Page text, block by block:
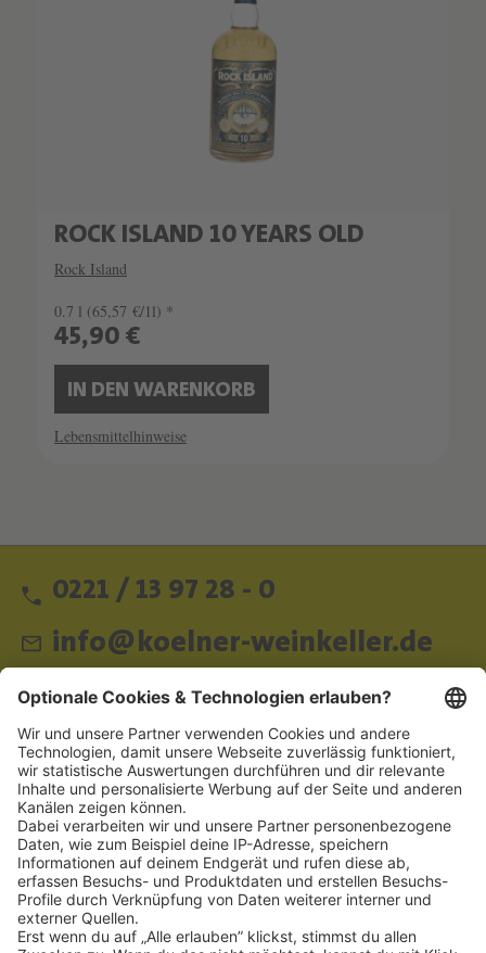
ROCK ISLAND 10 YEARS OLD
Rock Island
0.7 l (65,57 €/1l) *
45,90 €
IN DEN WARENKORB
Lebensmittelhinweise
0221 / 13 97 28 - 0
info@koelner-weinkeller.de
Schnellzugriff
ZAHLUNGSMETHODEN
SOCIAL
NEWSLETTER